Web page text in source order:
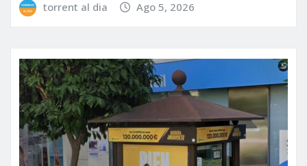
torrent al dia Ago 5, 2026